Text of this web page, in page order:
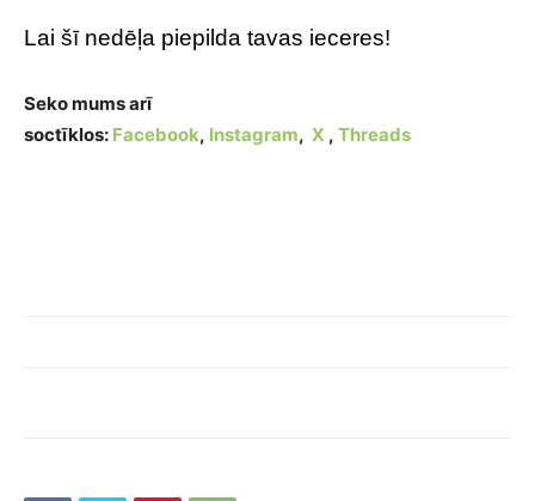
Lai šī nedēļa piepilda tavas ieceres!
Seko mums arī
soctīklos: Facebook, Instagram, X , Threads